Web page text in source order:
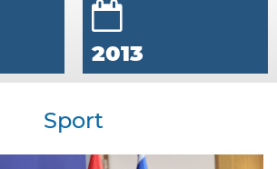
2013
Sport